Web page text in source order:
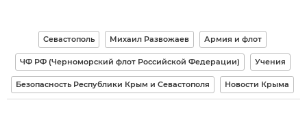
Севастополь Михаил Развожаев Армия и флот
ЧФ РФ (Черноморский флот Российской Федерации) Учения
Безопасность Республики Крым и Севастополя Новости Крыма